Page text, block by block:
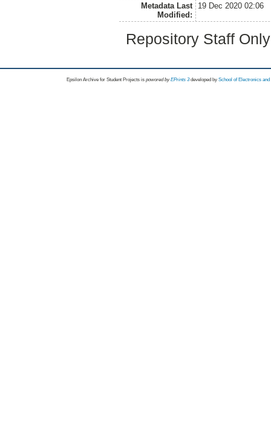
Metadata Last
Modified:
19 Dec 2020 02:06
Repository Staff
Epsilon Archive for Student Projects is powored byEPrints 3 developed by School of Electronics